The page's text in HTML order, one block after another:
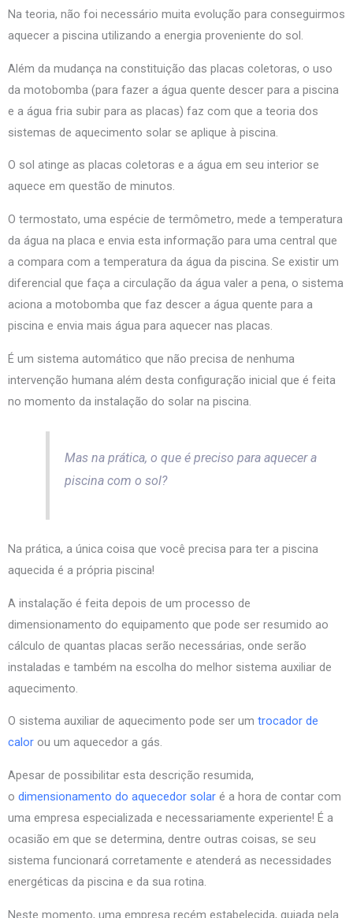
Na teoria, não foi necessário muita evolução para conseguirmos
aquecer a piscina utilizando a energia proveniente do sol.
Além da mudança na constituição das placas coletoras, o uso
da motobomba (para fazer a água quente descer para a piscina
e a água fria subir para as placas) faz com que a teoria dos
sistemas de aquecimento solar se aplique à piscina.
O sol atinge as placas coletoras e a água em seu interior se
aquece em questão de minutos.
O termostato, uma espécie de termômetro, mede a temperatura
da água na placa e envia esta informação para uma central que
a compara com a temperatura da água da piscina. Se existir um
diferencial que faça a circulação da água valer a pena, o sistema
aciona a motobomba que faz descer a água quente para a
piscina e envia mais água para aquecer nas placas.
É um sistema automático que não precisa de nenhuma
intervenção humana além desta configuração inicial que é feita
no momento da instalação do solar na piscina.
Mas na prática, o que é preciso para aquecer a
piscina com o sol?
Na prática, a única coisa que você precisa para ter a piscina
aquecida é a própria piscina!
A instalação é feita depois de um processo de
dimensionamento do equipamento que pode ser resumido ao
cálculo de quantas placas serão necessárias, onde serão
instaladas e também na escolha do melhor sistema auxiliar de
aquecimento.
O sistema auxiliar de aquecimento pode ser um trocador de
calor ou um aquecedor a gás.
Apesar de possibilitar esta descrição resumida,
o dimensionamento do aquecedor solar é a hora de contar com
uma empresa especializada e necessariamente experiente! É a
ocasião em que se determina, dentre outras coisas, se seu
sistema funcionará corretamente e atenderá as necessidades
energéticas da piscina e da sua rotina.
Neste momento, uma empresa recém estabelecida, guiada pela